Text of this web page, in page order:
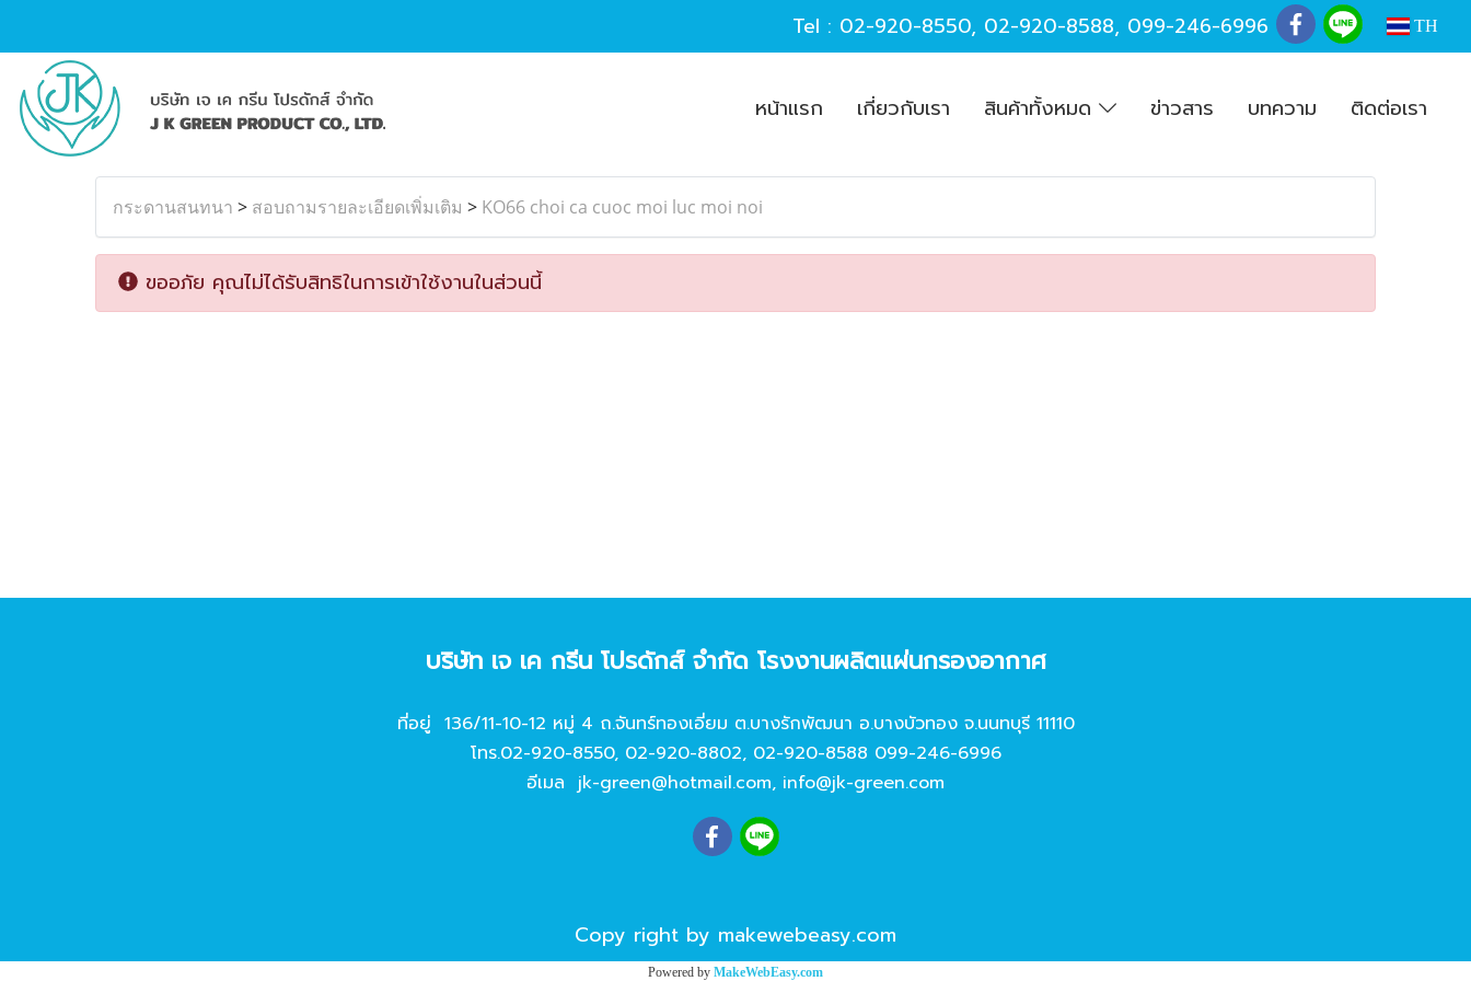
Tel : 02-920-8550, 02-920-8588, 099-246-6996 TH
หน้าแรก เกี่ยวกับเรา สินค้าทั้งหมด ข่าวสาร บทความ ติดต่อเรา
กระดานสนทนา > สอบถามรายละเอียดเพิ่มเติม > KO66 choi ca cuoc moi luc moi noi
ขออภัย คุณไม่ได้รับสิทธิในการเข้าใช้งานในส่วนนี้
บริษัท เจ เค กรีน โปรดักส์ จํากัด โรงงานผลิตแผ่นกรองอากาศ
ที่อยู่ 136/11-10-12 หมู่ 4 ถ.จันทร์ทองเอี่ยม ต.บางรักพัฒนา อ.บางบัวทอง จ.นนทบุรี 11110
โทร.02-920-8550, 02-920-8802, 02-920-8588 099-246-6996
อีเมล jk-green@hotmail.com, info@jk-green.com
Copy right by makewebeasy.com
Powered by MakeWebEasy.com